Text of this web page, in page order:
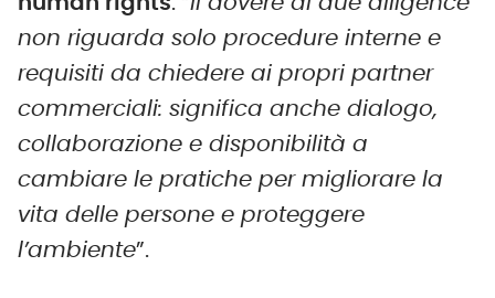
non riguarda solo procedure interne e
requisiti da chiedere ai propri partner
commerciali: significa anche dialogo,
collaborazione e disponibilità a
cambiare le pratiche per migliorare la
vita delle persone e proteggere
l’ambiente”.